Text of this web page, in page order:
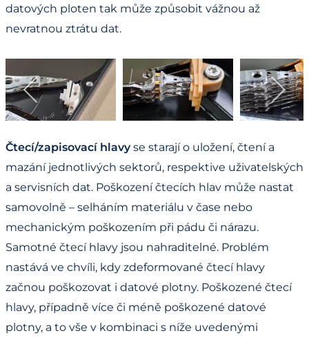
datových ploten tak může způsobit vážnou až
nevratnou ztrátu dat.
Čtecí/zapisovací hlavyse starají o uložení, čtení a
mazání jednotlivých sektorů, respektive uživatelských
a servisních dat. Poškození čtecích hlav může nastat
samovolně – selháním materiálu v čase nebo
mechanickým poškozením při pádu či nárazu.
Samotné čtecí hlavy jsou nahraditelné. Problém
nastává ve chvíli, kdy zdeformované čtecí hlavy
začnou poškozovat i datové plotny. Poškozené čtecí
hlavy, případně více či méně poškozené datové
plotny, a to vše v kombinaci s níže uvedenými